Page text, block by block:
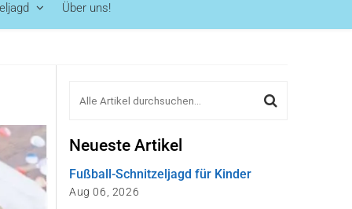
Über uns!
Neueste Artikel
Fußball-Schnitzeljagd für Kinder
Aug 06, 2026